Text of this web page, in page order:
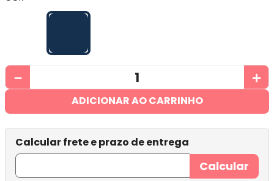
＋
－
ADICIONAR AO CARRINHO